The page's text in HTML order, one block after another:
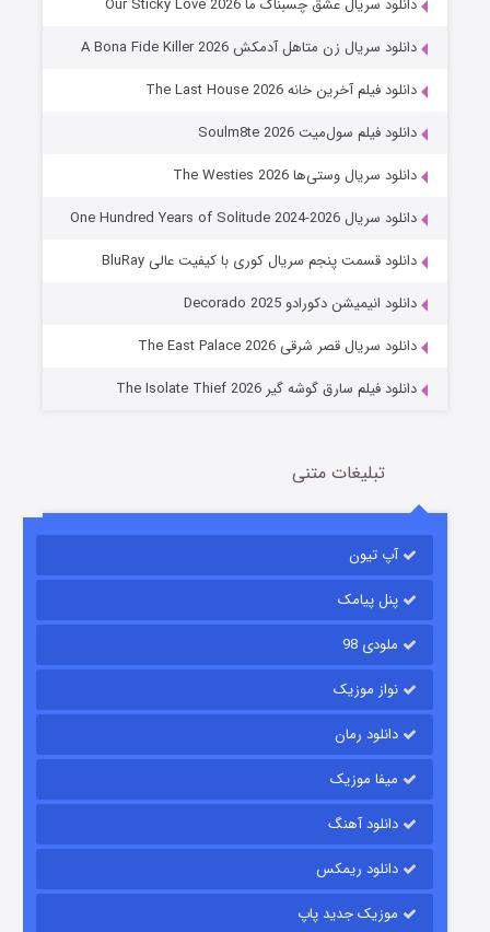
عملیات آپارتمان
قسمت2 (زیرنویس) منتشر شد
قسمت
دانلود سریال عشق چسبناک ما Our Sticky Love 2026
دانلود سریال زن متاهل آدمکش A Bona Fide Killer 2026
دانلود فیلم آخرین خانه The Last House 2026
دانلود فیلم سول‌میت Soulm8te 2026
دانلود سریال وستی‌ها The Westies 2026
دانلود سریال One Hundred Years of Solitude 2024-2026
دانلود قسمت پنجم سریال کوری با کیفیت عالی BluRay
دانلود انیمیشن دکورادو Decorado 2025
دانلود سریال قصر شرقی The East Palace 2026
دانلود فیلم سارق گوشه گیر The Isolate Thief 2026
تبلیغات متنی
آپ تیون
پنل پیامک
ملودی 98
نواز موزیک
دانلود رمان
میفا موزیک
دانلود آهنگ
دانلود ریمکس
موزیک جدید پاپ